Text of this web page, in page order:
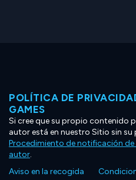
POLÍTICA DE
GAMES
Si cree que su propio contenido
autor está en nuestro Sitio sin su
Procedimiento de notificación
autor.
Aviso en la recogida